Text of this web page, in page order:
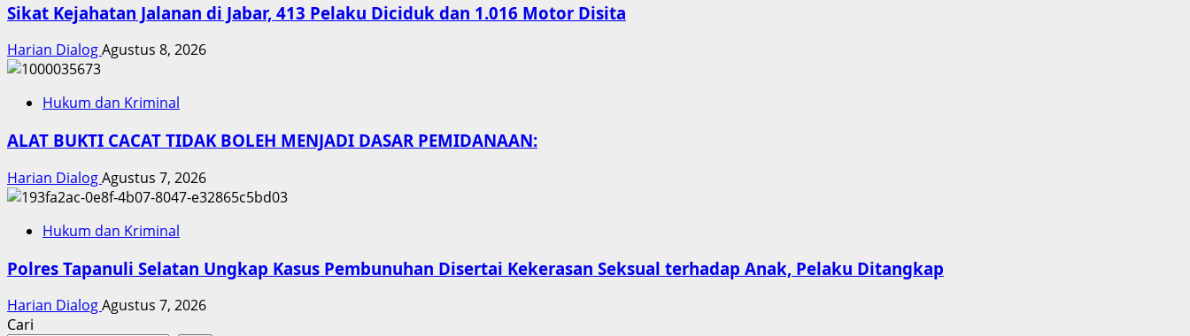
Sikat Kejahatan Jalanan di Jabar, 413 Pelaku Diciduk dan 1.016 Motor Disita
Harian DialogAgustus 8, 2026
Hukum dan Kriminal
ALAT BUKTI CACAT TIDAK BOLEH MENJADI DASAR PEMIDANAAN:
Harian DialogAgustus 7, 2026
Hukum dan Kriminal
Polres Tapanuli Selatan Ungkap Kasus Pembunuhan Disertai Kekerasan Seksual terhadap Anak, Pelaku Ditangkap
Harian DialogAgustus 7, 2026
Cari